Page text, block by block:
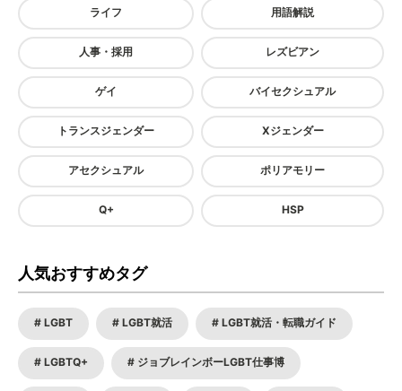
ライフ 用語解説
人事・採用 レズビアン
ゲイ バイセクシュアル
トランスジェンダー Xジェンダー
アセクシュアル ポリアモリー
Q+ HSP
人気おすすめタグ
LGBT LGBT就活 LGBT就活・転職ガイド
LGBTQ+ ジョブレインボーLGBT仕事博